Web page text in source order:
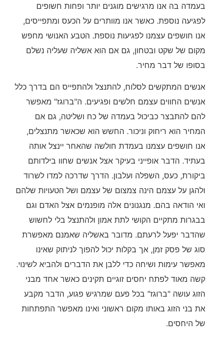
בעמדה בה אנו מרגישים מוגנים יותר ופחות חשופים
לפגיעה נוספת. כאשר אנו מוותרים על הכעס ומתפייסים,
אנו חושפים עצמנו לפגיעות נוספת. הטבע האנושי מחפש
מקום של שקט ובטחון, גם אם הוא אשליה שעליה נשלם
בסופו של דבר מחיר.
אנשים המתקשים לסלוח, להתנצל ולהתפייס הם בדרך כלל
אנשים החווים עצמם חלשים ופגיעים. ה"ברוגז" מאפשר
להם להתבצר כביכול בעמדה של כח ושליטה, גם אם
המחיר הוא ריחוק וניכור. החשש הוא שכאשר מתנצלים,
אנו חושפים עצמנו בעמדת חולשה שהאחר יינצל אותה
בעתיד. הדבר אופייני בעיקר אצל אנשים שחוו בילדותם
ביקורת, כעס, השפלה ועלבון. הדרך שדרכה למדו לשרוד
ולהגן על עצמם הינה צמצום של עצמם ושל הטעויות שלהם
ואי הודאה בהם. מנגנונים אלה מופנמים אצל האדם וגם
בבגרות מתקיים הקושי לתת אמון ולהתנצל בלי לחשוש
שהדבר יפעל לרעתם. מדובר באשליה שאמנם מאפשרת
סוג של פסק זמן, אך בקלות יכול להפוך לניתוק שאינו
מאפשר עימות ושיחה כדי ללבן את הדברים ולהביא לשינוי.
קשה מאוד לפתח יחסים זוגיים תקינים כאשר אחד מבני
הזוג עושה "ברוגז" בכל פעם שמרגיש פגוע, הדבר מקבע
את בני הזוג באותו מקום ראשוני ואינו מאפשר התפתחות
של היחסים.